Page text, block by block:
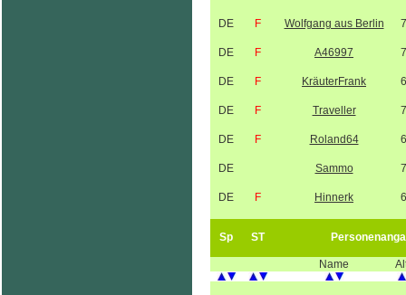
DE F Wolfgang aus Berlin
DE F A46997
DE F KräuterFrank
DE F Traveller
DE F Roland64
DE Sammo
DE F Hinnerk
Sp ST
Name